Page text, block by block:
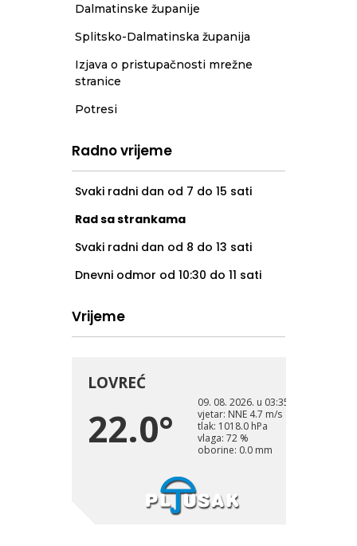
Dalmatinske županije
Splitsko-Dalmatinska županija
Izjava o pristupačnosti mrežne
stranice
Potresi
Radno vrijeme
Svaki radni dan od 7 do 15 sati
Rad sa strankama
Svaki radni dan od 8 do 13 sati
Dnevni odmor od 10:30 do 11 sati
Vrijeme